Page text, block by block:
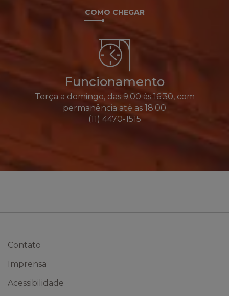
COMO CHEGAR
Funcionamento
Terça a domingo, das 9:00 às 16:30, com
permanência até as 18:00
(11) 4470-1515
Contato
Imprensa
Acessibilidade